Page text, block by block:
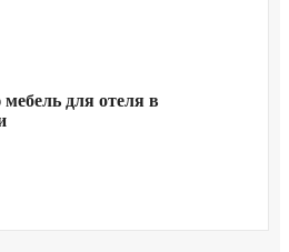
для отеля в